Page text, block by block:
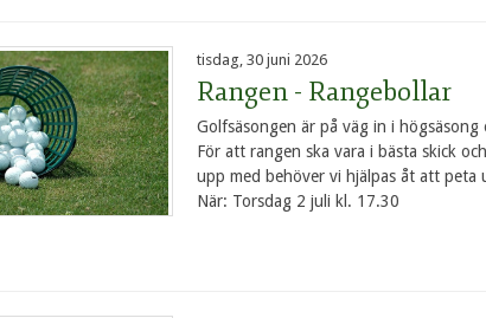
tisdag, 30 juni 2026
Rangen - Rangebollar
Golfsäsongen är på väg in i
För att rangen ska vara i bästa skick
upp med behöver vi hjälpas åt att peta
När: Torsdag 2 juli kl. 17.30